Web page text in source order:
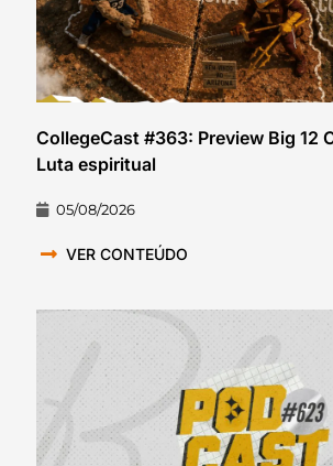
CollegeCast #363: Preview Big 12
Luta espiritual
05/08/2026
VER CONTEÚDO